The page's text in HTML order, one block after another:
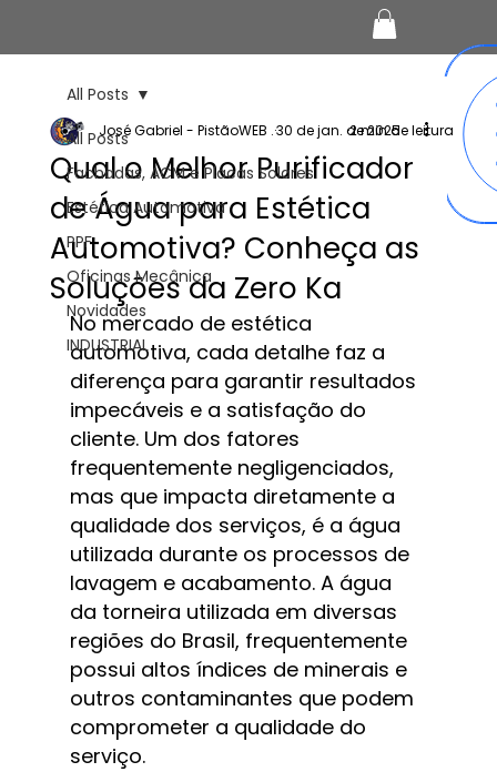
All Posts
Fachadas, ACM e Placas Solares
Estética Automotiva
PPF
Oficinas Mecânica
Novidades
INDUSTRIAL
All Posts
Qual o Melhor Purificador
de Água para Estética
Automotiva? Conheça as
Soluções da Zero Ka
José Gabriel - PistãoWEB .30 de jan. de 20252 min de leitura
No mercado de estética
automotiva, cada detalhe faz a
diferença para garantir resultados
impecáveis e a satisfação do
cliente. Um dos fatores
frequentemente negligenciados,
mas que impacta diretamente a
qualidade dos serviços, é a água
utilizada durante os processos de
lavagem e acabamento. A água
da torneira utilizada em diversas
regiões do Brasil, frequentemente
possui altos índices de minerais e
outros contaminantes que podem
comprometer a qualidade do
serviço.